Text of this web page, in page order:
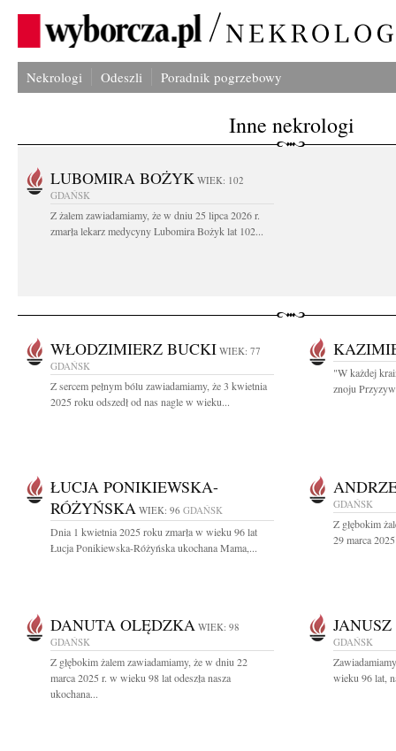
Nekrologi Odeszli Poradnik pogrzebowy
Inne nekrologi
LUBOMIRA BOŻYK WIEK: 102
GDAŃSK
Z żalem zawiadamiamy, że w dniu 25 lipca 2026 r.
zmarła lekarz medycyny Lubomira Bożyk lat 102...
WŁODZIMIERZ BUCKI WIEK: 77
GDAŃSK
Z sercem pełnym bólu zawiadamiamy, że 3 kwietnia
2025 roku odszedł od nas nagle w wieku...
"W każdej
znoju
ŁUCJA PONIKIEWSKA-
RÓŻYŃSKA WIEK: 96 GDAŃSK
Dnia 1 kwietnia 2025 roku zmarła w wieku 96 lat
Łucja Ponikiewska-Różyńska ukochana Mama,...
GDAŃSK
Z głębokim
29 marca
DANUTA OLĘDZKA WIEK: 98
GDAŃSK
Z głębokim żalem zawiadamiamy, że w dniu 22
marca 2025 r. w wieku 98 lat odeszła nasza
ukochana...
GDAŃSK
wieku 96 lat,